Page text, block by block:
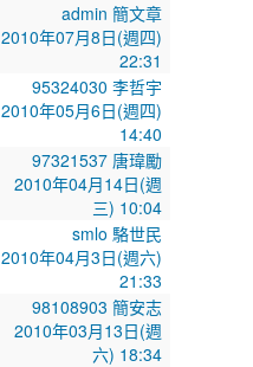
admin 簡文章
2010年07月8日(週四)
22:31
95324030 李哲宇
2010年05月6日(週四)
14:40
97321537 唐瑋勵
2010年04月14日(週
三) 10:04
smlo 駱世民
2010年04月3日(週六)
21:33
98108903 簡安志
2010年03月13日(週
六) 18:34